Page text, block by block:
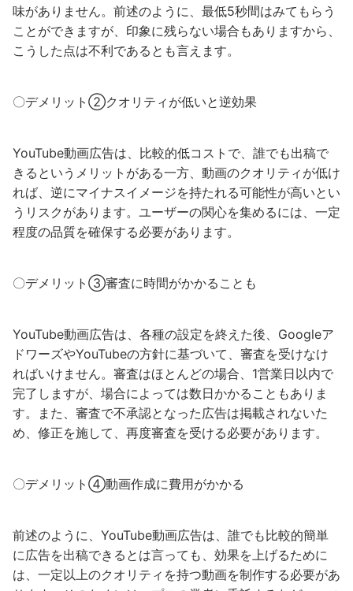
味がありません。前述のように、最低5秒間はみてもらう
ことができますが、印象に残らない場合もありますから、
こうした点は不利であるとも言えます。
〇デメリット②クオリティが低いと逆効果
YouTube動画広告は、比較的低コストで、誰でも出稿で
きるというメリットがある一方、動画のクオリティが低け
れば、逆にマイナスイメージを持たれる可能性が高いとい
うリスクがあります。ユーザーの関心を集めるには、一定
程度の品質を確保する必要があります。
〇デメリット③審査に時間がかかることも
YouTube動画広告は、各種の設定を終えた後、Googleア
ドワーズやYouTubeの方針に基づいて、審査を受けなけ
ればいけません。審査はほとんどの場合、1営業日以内で
完了しますが、場合によっては数日かかることもありま
す。また、審査で不承認となった広告は掲載されないた
め、修正を施して、再度審査を受ける必要があります。
〇デメリット④動画作成に費用がかかる
前述のように、YouTube動画広告は、誰でも比較的簡単
に広告を出稿できるとは言っても、効果を上げるために
は、一定以上のクオリティを持つ動画を制作する必要があ